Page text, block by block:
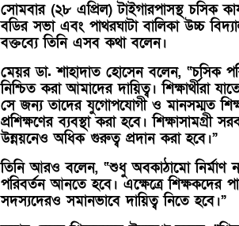
সোমবার (২৮ এপ্রিল) টাইগারপাসস্থ চসিক
বডির সভা এবং পাথরঘাটা বালিকা উচ্চ
বক্তব্যে তিনি এসব কথা বলেন।
মেয়র ডা. শাহাদাত হোসেন বলেন, “চসিক
নিশ্চিত করা আমাদের দায়িত্ব। শিক্ষার্থীরা
সে জন্য তাদের যুগোপযোগী ও মানসম্মত
প্রশিক্ষণের ব্যবস্থা করা হবে।
উন্নয়নেও অধিক গুরুত্ব প্রদান করা হবে।”
তিনি আরও বলেন, “শুধু অবকাঠামো নির্মাণ
পরিবর্তন আনতে হবে। এক্ষেত্রে শিক্ষকদের
সদস্যদেরও সমানভাবে দায়িত্ব নিতে হবে।”